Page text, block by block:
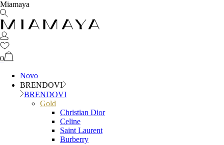
Miamaya
0
Novo
BRENDOVI
BRENDOVI
Gold
Christian Dior
Celine
Saint Laurent
Burberry